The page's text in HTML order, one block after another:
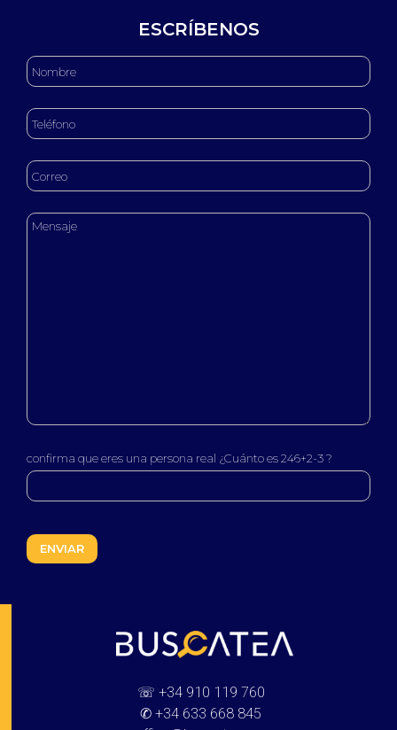
ESCRÍBENOS
confirma que eres una persona real ¿Cuánto es 246+2-3 ?
☏ +34 910 119 760
✆ +34 633 668 845